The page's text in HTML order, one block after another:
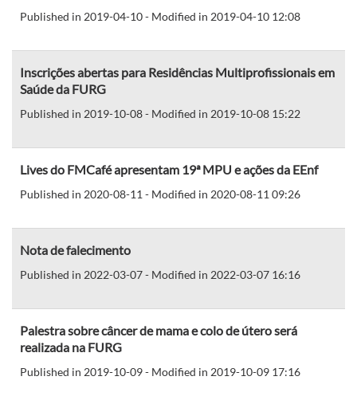
Published in 2019-04-10 - Modified in 2019-04-10 12:08
Inscrições abertas para Residências Multiprofissionais em
Saúde da FURG
Published in 2019-10-08 - Modified in 2019-10-08 15:22
Lives do FMCafé apresentam 19ª MPU e ações da EEnf
Published in 2020-08-11 - Modified in 2020-08-11 09:26
Nota de falecimento
Published in 2022-03-07 - Modified in 2022-03-07 16:16
Palestra sobre câncer de mama e colo de útero será
realizada na FURG
Published in 2019-10-09 - Modified in 2019-10-09 17:16